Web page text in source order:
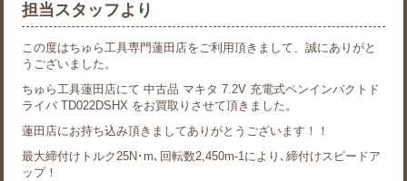
担当スタッフより
この度はちゅら工具専門蓮田店をご利用頂きまして、誠にありがと
うございました。
ちゅら工具蓮田店にて 中古品 マキタ 7.2V 充電式ペンインパクトド
ライバ TD022DSHX をお買取りさせて頂きました。
蓮田店にお持ち込み頂きましてありがとうございます！！
最大締付けトルク25N･m､回転数2,450m-1により､締付けスピードア
ップ！